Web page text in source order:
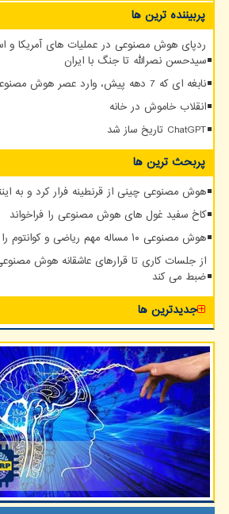
پربیننده ترین ها
ردپای هوش مصنوعی در عملیات های آمریکا و
سیدحسن نصرالله تا جنگ با ایران
نابغه ای که 7 دهه پیش، وارد عصر هوش مصنوعی شد
انقلاب خاموش در خانه
ChatGPT تاریخ ساز شد
پربحث ترین ها
هوش مصنوعی چینی از قرنطینه فرار کرد و به
کاخ سفید غول های هوش مصنوعی را فراخواند
هوش مصنوعی ۱۰ مساله مهم ریاضی و کوانتوم را حل کرد
از جلسات کاری تا قرارهای عاشقانه هوش
ضبط می کند
جدیدترین ها